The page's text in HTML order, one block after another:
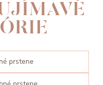
prstene